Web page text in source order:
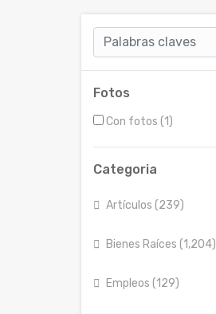
Fotos
Con fotos (1)
Categoria
Artículos (239)
Bienes Raíces (1,204)
Empleos (129)